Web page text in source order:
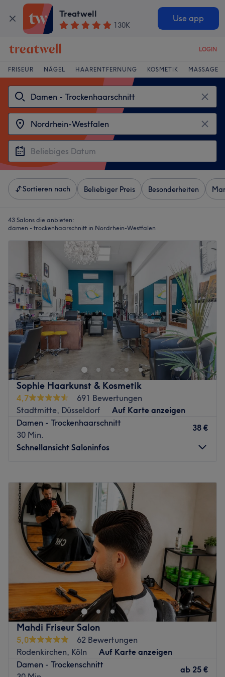
Treatwell
130K
Use app
LOGIN
FRISEUR NÄGEL HAARENTFERNUNG KOSMETIK MASSAGE
Sortieren nach Beliebiger Preis Besonderheiten
43 Salons die anbieten:
damen - trockenhaarschnitt in Nordrhein-Westfalen
Sophie Haarkunst & Kosmetik
4,7
691 Bewertungen
Stadtmitte, Düsseldorf
Auf Karte anzeigen
Damen - Trockenhaarschnitt
30 Min.
38 €
Schnellansicht Saloninfos
Dienstag
Mittwoch
Donnerstag
Freitag
Samstag
10:00
14:00
Sonntag
Geschlossen
Einen wunderschönen Haarschnitt, neuartige
Strähnentechniken und nachhaltige Pflege – all das
bekommst du bei Sophie Haarkunst und Kosmetik mitten
in Düsseldorf! Hier steht die Gesundheit des Haares und
der Kopfhaut stets im Vordergrund und wird durch die
Verwendung hochwertiger Öle und Naturprodukte bei
jeder Behandlung gefördert. Buche jetzt deinen
Wunschtermin online auf Treatwell und lass dich
verwöhnen!
Mahdi Friseur Salon
5,0
62 Bewertungen
Rodenkirchen, Köln
Auf Karte anzeigen
Damen - Trockenschnitt
ab 25 €